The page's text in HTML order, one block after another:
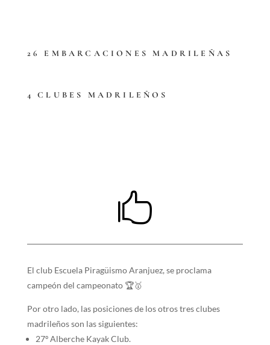
26 EMBARCACIONES MADRILEÑAS
4 CLUBES MADRILEÑOS

El club Escuela Piragüismo Aranjuez, se proclama
campeón del campeonato 🏆🥇
Por otro lado, las posiciones de los otros tres clubes
madrileños son las siguientes:
27º Alberche Kayak Club.